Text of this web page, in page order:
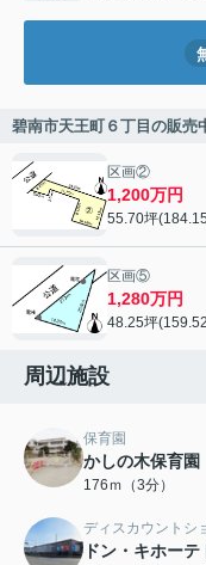
碧南市天王町６丁目の販売
区画②
1,200万円
55.70坪
区画⑤
1,280万円
48.25坪
周辺施設
保育園
かしの木保育園
176ｍ（3分）
ディスカウントシ
ドン・キホー